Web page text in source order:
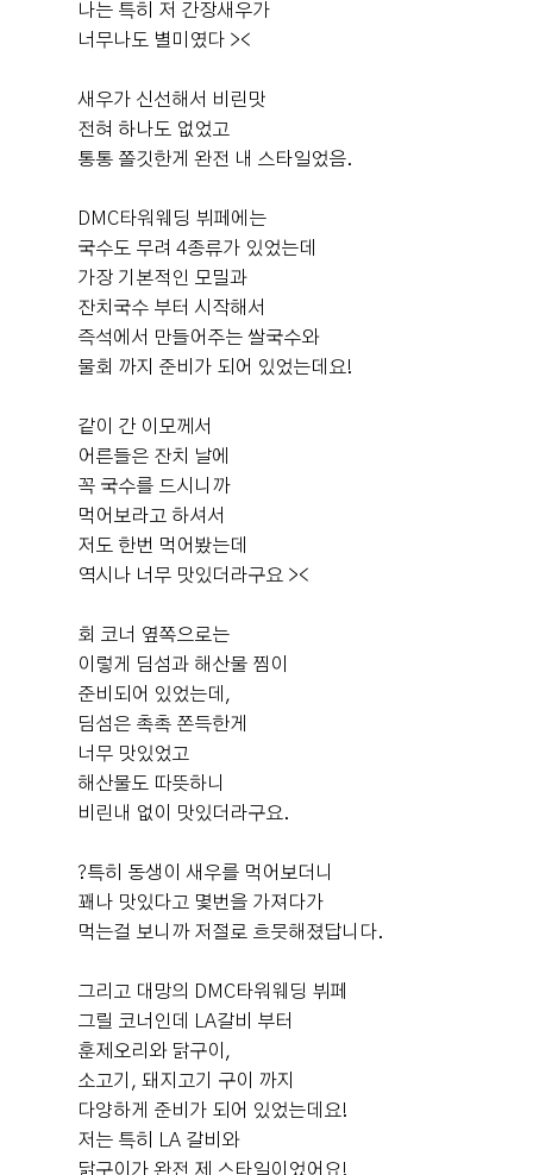
홀로 이동했는데, 다행히 차가 많이 막히지 않아서 여유 있
게 도착할 수 있었습니다. 도착 후에는 혼주분들이 준비하
님들이 한복과 양복으로 갈아입고 준비하시기에 좋았습니
다. 저희는 먼저 가족사진과 신랑신부 사진을 찍고, 시간이
되어 복도에서 하객 맞이를 진행했습니다. 개인적으로 복
다. 만약 다른 예식 하객들과 동선이 섞이는 구조였다면 훨
씬 정신없고 불편했을 것 같은데, 그런 부분이 잘 분리되어
있어서 여유롭게 하객분들을 맞이할 수 있었습니다. 본식
진행도 전체적으로 매끄럽게 잘 흘러갔습니다. 정신없는
하루였지만 스태프분들이 안내를 잘 해주셔서 크게 신경
쓸 부분 없이 식에 집중할 수 있었습니다. 예식이 끝난 후
라 사진도 정말 잘 나왔더라고요. 결혼식은 한 번뿐이라 웨
딩홀 선택이 고민될 수밖에 없는데, DMC타워웨딩은 신부
가 좋아하는 분위기뿐만 아니라 신랑 입장에서 중요하게
생각하는 주차, 동선, 하객 편의성까지 만족스러운 곳이었
드디어 DMC타워웨딩 펠리체홀에서의 예식을 모두 마치고
정말 많이 찾아봤던 만큼 저도 예신님들께 도움이 되었으
면 하는 마음으로 키워드별로 정리해봤어요! ​ 🌸 신부대기
실 신부대기실은 정말 기대 이상이었습니다. 홀은 전체적
으로 화이트 톤의 밝고 웅장한 분위기라면, 신부대기실은
핑크톤의 생화 장식이 가득해서 또 다른 매력이 있었어요.
같은 웨딩홀 안인데도 분위기가 달라서 사진 찍는 재미도
다 생화가 정말 풍성하게 장식되어 있어서 들어가는 순간
"와!"라는 말이 절로 나올 정도였어요. 사진으로 보는 것보
다 실제가 훨씬 예뻤고, 하객분들도 신부대기실 너무 예쁘
다고 많이 말씀해주셨습니다. 공간도 정말 넓은 편이라 하
객이 많이 들어와도 크게 혼잡하다는 느낌이 없었어요. 가
족들과 친구들이 한꺼번에 와도 여유롭게 사진을 찍을 수
어서 기다리시는 분들이 편하게 이용할 수 있었던 점도 만
족스러웠어요. ​ 💐 본식 진행 본식은 처음부터 끝까지 정말
매끄럽게 진행됐습니다. 스태프분들이 동선을 잘 안내해주
시고 식순에 맞춰 꼼꼼하게 진행해주셔서 신랑과 저는 예
날씨가 좋아 통창으로 햇살이 예쁘게 들어왔고, 사진도 정
말 화사하게 나왔어요. 입장 방식도 선택할 수 있다는 점이
순간 높은 층고와 함께 홀이 한눈에 펼쳐지는 느낌이 정말
웅장했어요. 이런 부분까지 신랑, 신부 취향에 맞게 선택할
수 있다는 점도 만족스러웠습니다. 그리고 개인적으로 정
제공되는 부분인데도 퀄리티가 정말 좋았어요. 생음악이
주는 웅장한 분위기 덕분에 예식의 분위기가 한층 더 고급
스럽고 특별하게 느껴졌습니다. 하객분들도 음악이 너무
좋았다는 이야기를 많이 해주셔서 더욱 만족스러웠어요. ​
💰 식대 및 보증인원 저희는 최소 보증인원을 200명으로
계약했고, 실제 참석 인원은 210명 정도였습니다. 예상 인
원과 크게 차이 나지 않아 준비하기도 수월했고, 정산 과정
후기가 도움이 되었나요?
서울한라봉 시식후기
2026-08-01 18명 읽음
차차라봉이네 차차에요🙃 회사일로 둘다 너무 바쁜 요즘..
월! 저희는 dmc타워웨딩 그랜드볼룸을 예약했어요 보통
시식도 해보고 웨딩홀 결정을 하는데 시간이 없는 우리...
😭 ​ 당일계약으로 할인 왕창 받고 밥은 워낙 유명해서 믿고
식사 시간과 겹치지 않아야해서 아침 10:30에 진행한다 하
더라구요 ​ 도착해서 이름 말하고 기다리고 있으면 시간이
되어서 드디어 입장! ​ 일찍가도 먼저 못 들어가고 시간이 되
어야 들어갈 수 있어요 너무 빨리 도착하지 않으셔도 됩니
다 ㅎㅎ ​ 요렇게 인원에 맞게 테이블도 미리 세팅해주셔요
후기가 도움이 되었나요?
소새댁 예식후기
2026-07-29 15명 읽음
나는 특히 저 간장새우가
너무나도 별미였다 ><
새우가 신선해서 비린맛
전혀 하나도 없었고
통통 쫄깃한게 완전 내 스타일었음.
DMC타워웨딩 뷔페에는
국수도 무려 4종류가 있었는데
가장 기본적인 모밀과
잔치국수 부터 시작해서
즉석에서 만들어주는 쌀국수와
물회 까지 준비가 되어 있었는데요!
같이 간 이모께서
어른들은 잔치 날에
꼭 국수를 드시니까
먹어보라고 하셔서
저도 한번 먹어봤는데
역시나 너무 맛있더라구요 ><
회 코너 옆쪽으로는
이렇게 딤섬과 해산물 찜이
준비되어 있었는데,
딤섬은 촉촉 쫀득한게
너무 맛있었고
해산물도 따뜻하니
비린내 없이 맛있더라구요.
?특히 동생이 새우를 먹어보더니
꽤나 맛있다고 몇번을 가져다가
먹는걸 보니까 저절로 흐뭇해졌답니다.
그리고 대망의 DMC타워웨딩 뷔페
그릴 코너인데 LA갈비 부터
훈제오리와 닭구이,
소고기, 돼지고기 구이 까지
다양하게 준비가 되어 있었는데요!
저는 특히 LA 갈비와
닭구이가 완전 제 스타일이었어요!